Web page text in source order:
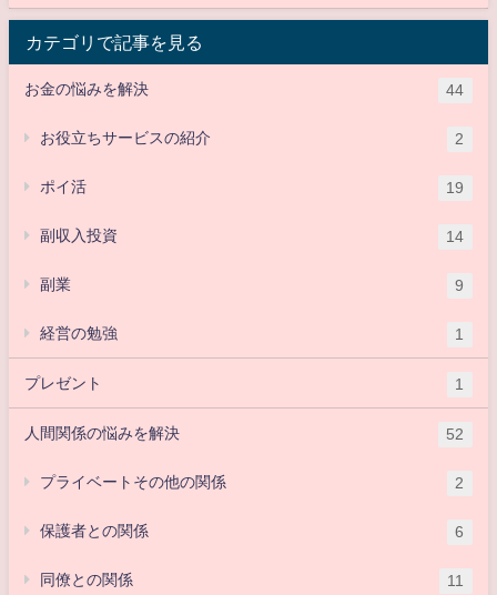
カテゴリで記事を見る
お金の悩みを解決 44
お役立ちサービスの紹介 2
ポイ活 19
副収入投資 14
副業 9
経営の勉強 1
プレゼント 1
人間関係の悩みを解決 52
プライベートその他の関係 2
保護者との関係 6
同僚との関係 11